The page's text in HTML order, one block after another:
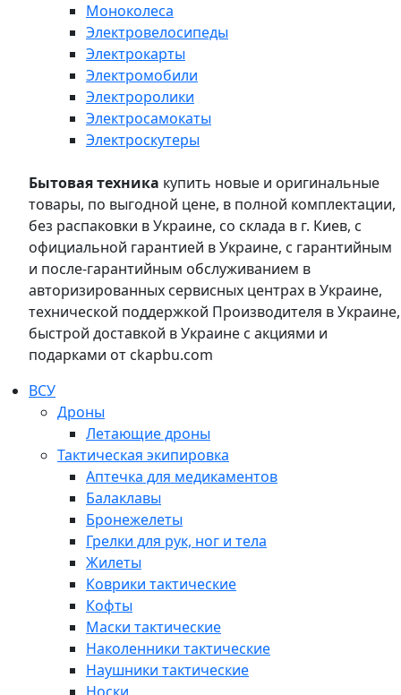
Моноколеса
Электровелосипеды
Электрокарты
Электромобили
Электроролики
Электросамокаты
Электроскутеры
Бытовая техника купить новые и оригинальные
товары, по выгодной цене, в полной комплектации,
без распаковки в Украине, со склада в г. Киев, с
официальной гарантией в Украине, с гарантийным
и после-гарантийным обслуживанием в
авторизированных сервисных центрах в Украине,
технической поддержкой Производителя в Украине,
быстрой доставкой в Украине с акциями и
подарками от ckapbu.com
ВСУ
Дроны
Летающие дроны
Тактическая экипировка
Аптечка для медикаментов
Балаклавы
Бронежелеты
Грелки для рук, ног и тела
Жилеты
Коврики тактические
Кофты
Маски тактические
Наколенники тактические
Наушники тактические